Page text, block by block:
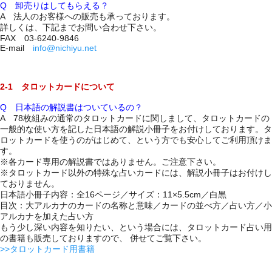
Q 卸売りはしてもらえる？
A 法人のお客様への販売も承っております。
詳しくは、下記までお問い合わせ下さい。
FAX 03-6240-9846
E-mail info@nichiyu.net
2-1 タロットカードについて
Q 日本語の解説書はついているの？
A 78枚組みの通常のタロットカードに関しまして、タロットカードの
一般的な使い方を記した日本語の解説小冊子をお付けしております。タ
ロットカードを使うのがはじめて、という方でも安心してご利用頂けま
す。
※各カード専用の解説書ではありません。ご注意下さい。
※タロットカード以外の特殊な占いカードには、解説小冊子はお付けし
ておりません。
日本語小冊子内容：全16ページ／サイズ：11×5.5cm／白黒
目次：大アルカナのカードの名称と意味／カードの並べ方／占い方／小
アルカナを加えた占い方
もう少し深い内容を知りたい、という場合には、タロットカード占い用
の書籍も販売しておりますので、 併せてご覧下さい。
>>タロットカード用書籍